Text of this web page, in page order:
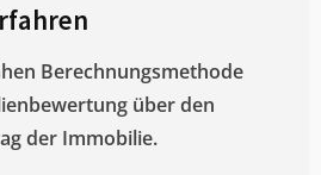
Berechnungsmethode
über den
der Immobilie.